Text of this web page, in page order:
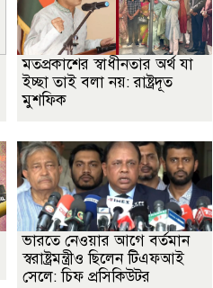
মতপ্রকাশের স্বাধীনতার অর্থ যা
ইচ্ছা তাই বলা নয়: রাষ্ট্রদূত
মুশফিক
ভারতে নেওয়ার আগে বর্তমান
স্বরাষ্ট্রমন্ত্রীও ছিলেন টিএফআই
সেলে: চিফ প্রসিকিউটর